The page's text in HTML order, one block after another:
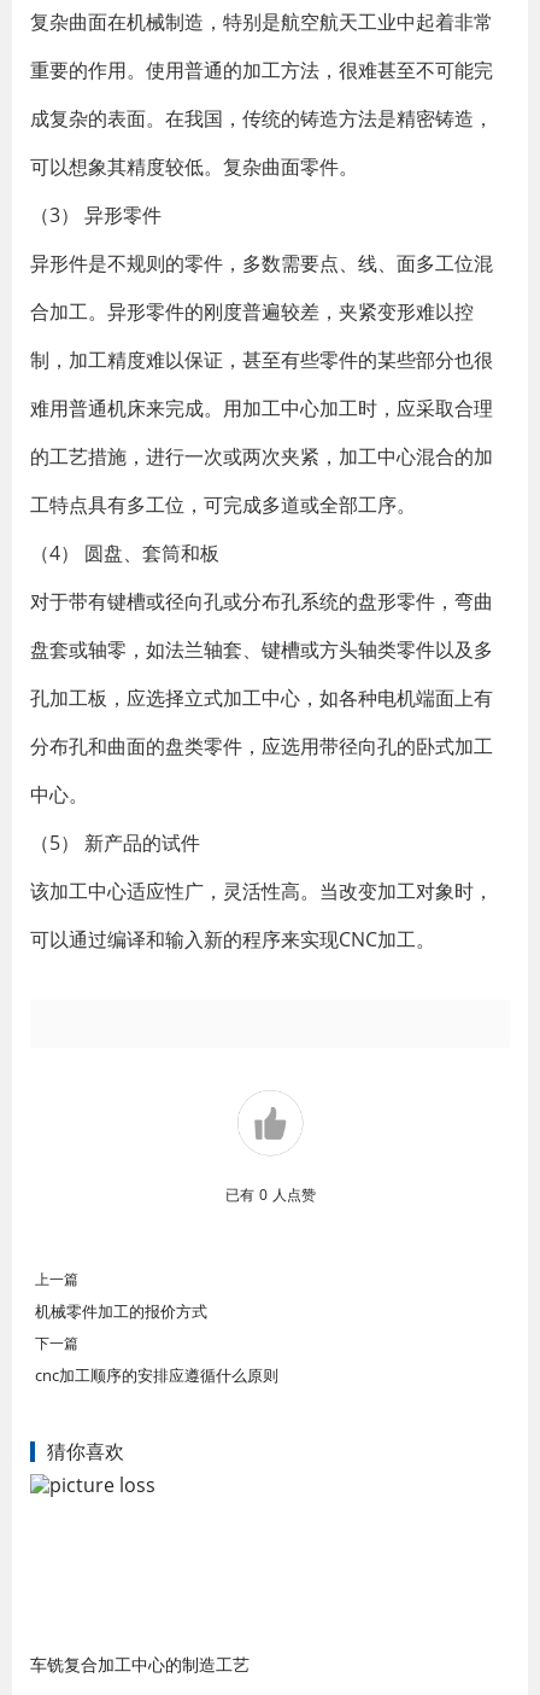
复杂曲面在机械制造，特别是航空航天工业中起着非常
重要的作用。使用普通的加工方法，很难甚至不可能完
成复杂的表面。在我国，传统的铸造方法是精密铸造，
可以想象其精度较低。复杂曲面零件。
（3） 异形零件
异形件是不规则的零件，多数需要点、线、面多工位混
合加工。异形零件的刚度普遍较差，夹紧变形难以控
制，加工精度难以保证，甚至有些零件的某些部分也很
难用普通机床来完成。用加工中心加工时，应采取合理
的工艺措施，进行一次或两次夹紧，加工中心混合的加
工特点具有多工位，可完成多道或全部工序。
（4） 圆盘、套筒和板
对于带有键槽或径向孔或分布孔系统的盘形零件，弯曲
盘套或轴零，如法兰轴套、键槽或方头轴类零件以及多
孔加工板，应选择立式加工中心，如各种电机端面上有
分布孔和曲面的盘类零件，应选用带径向孔的卧式加工
中心。
（5） 新产品的试件
该加工中心适应性广，灵活性高。当改变加工对象时，
可以通过编译和输入新的程序来实现CNC加工。
已有 0 人点赞
上一篇
机械零件加工的报价方式
下一篇
cnc加工顺序的安排应遵循什么原则
猜你喜欢
车铣复合加工中心的制造工艺